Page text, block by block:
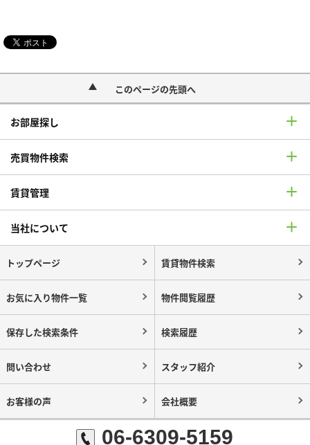
このページの先頭へ
お部屋探し
売買物件検索
賃貸管理
当社について
トップページ 賃貸物件検索
お気に入り物件一覧 物件閲覧履歴
保存した検索条件 検索履歴
問い合わせ スタッフ紹介
お客様の声 会社概要
06-6309-5159